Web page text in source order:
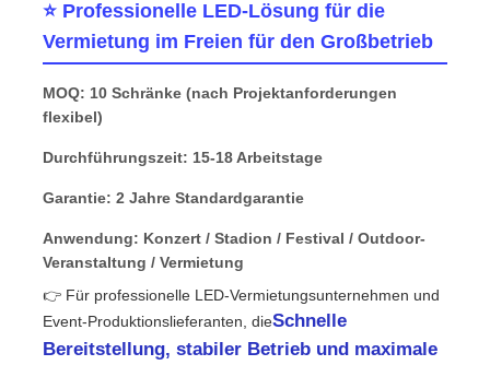
Zu Hause
Produkte
VR Show
Über uns
⭐ Professionelle LED-Lösung für die
Vermietung im Freien für den Großbetrieb
MOQ: 10 Schränke (nach Projektanforderungen
flexibel)
Durchführungszeit: 15-18 Arbeitstage
Garantie: 2 Jahre Standardgarantie
Anwendung: Konzert / Stadion / Festival / Outdoor-
Veranstaltung / Vermietung
👉 Für professionelle LED-Vermietungsunternehmen und
Event-Produktionslieferanten, dieSchnelle
Bereitstellung, stabiler Betrieb und maximale